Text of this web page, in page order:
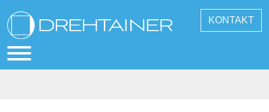
KONTAKT